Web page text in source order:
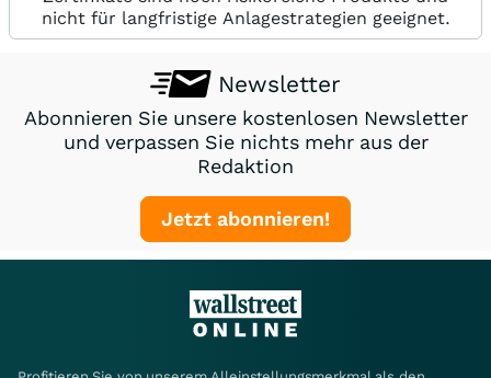
nicht für langfristige Anlagestrategien geeignet.
Newsletter
Abonnieren Sie unsere kostenlosen Newsletter
und verpassen Sie nichts mehr aus der
Redaktion
Jetzt abonnieren!